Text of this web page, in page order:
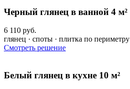
Черный глянец в ванной 4 м²
6 110 руб.
глянец · споты · плитка по периметру
Смотреть решение
Белый глянец в кухне 10 м²